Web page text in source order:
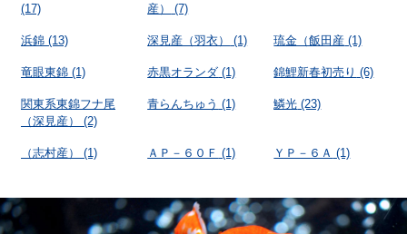
(17)
産）
(7)
浜錦 (13) 深見産（羽衣） (1) 琉金（飯田産 (1)
竜眼東錦 (1) 赤黒オランダ (1) 錦鯉新春初売り (6)
関東系東錦フナ尾
（深見産）
(2)
青らんちゅう (1) 鱗光 (23)
（志村産） (1) ＡＰ－６０Ｆ (1) ＹＰ－６Ａ (1)